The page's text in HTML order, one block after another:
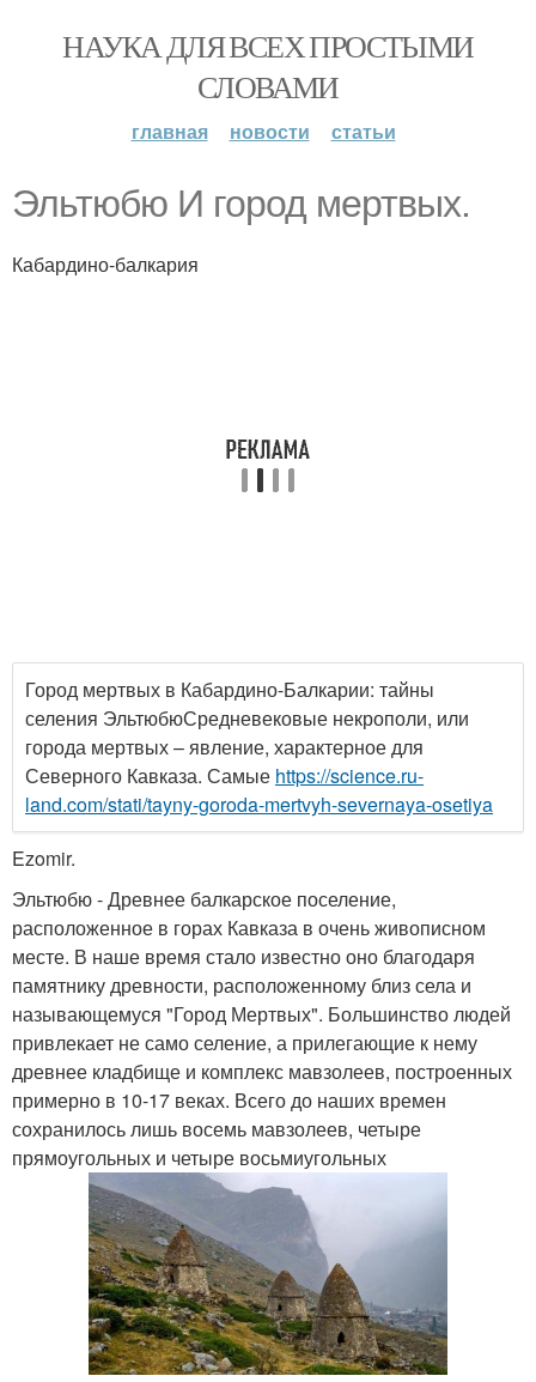
НАУКА ДЛЯ ВСЕХ ПРОСТЫМИ
СЛОВАМИ
главная новости статьи
Эльтюбю И город мертвых.
Кабардино-балкария
Город мертвых в Кабардино-Балкарии: тайны
селения ЭльтюбюСредневековые некрополи, или
города мертвых – явление, характерное для
Северного Кавказа. Самые https://science.ru-
land.com/stati/tayny-goroda-mertvyh-severnaya-osetiya
Ezomir.
Эльтюбю - Древнее балкарское поселение,
расположенное в горах Кавказа в очень живописном
месте. В наше время стало известно оно благодаря
памятнику древности, расположенному близ села и
называющемуся "Город Мертвых". Большинство людей
привлекает не само селение, а прилегающие к нему
древнее кладбище и комплекс мавзолеев, построенных
примерно в 10-17 веках. Всего до наших времен
сохранилось лишь восемь мавзолеев, четыре
прямоугольных и четыре восьмиугольных